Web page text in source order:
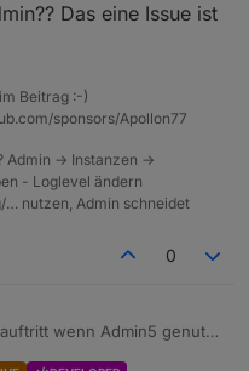
Das eine Issue ist
Beitrag :-)
sponsors/Apollon77
-> Instanzen ->
- Loglevel ändern
nutzen, Admin schneidet
0
wenn Admin5 genutzt